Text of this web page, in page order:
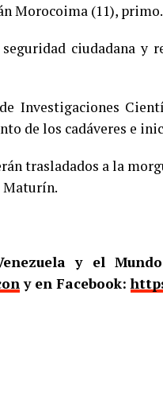
Morocoima (11), primo.
ciudadana y
Investigaciones
de los cadáveres e
trasladados a la
Maturín.
y el
y en Facebook: